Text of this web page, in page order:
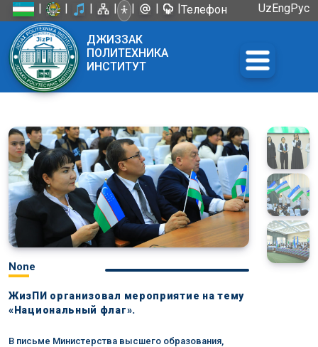
| | | | | | |Телефон
UzEngРус
ДЖИЗЗАК
ПОЛИТЕХНИКА
ИНСТИТУТ
None
ЖизПИ организовал мероприятие на тему
«Национальный флаг».
В письме Министерства высшего образования,